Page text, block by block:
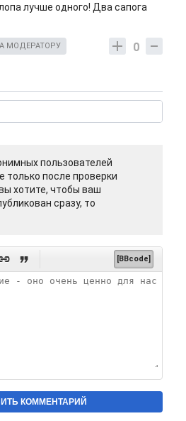
лучше одного! Два сапога
0
МОДЕРАТОРУ
пользователей
только после проверки
хотите, чтобы ваш
сразу, то
 [BBcode]